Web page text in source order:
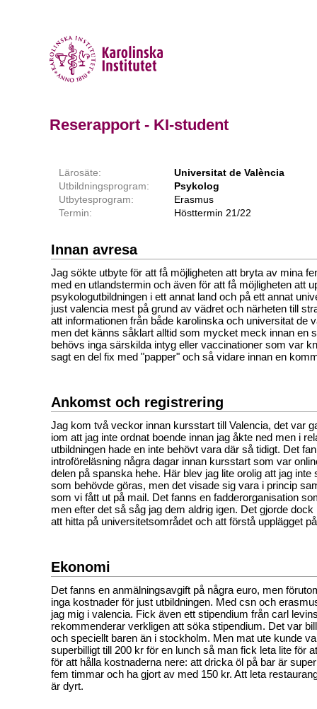
Reserapport - KI-student
Lärosäte:
Universitat de València
Utbildningsprogram:
Psykolog
Utbytesprogram:
Erasmus
Termin:
Hösttermin 21/22
Innan avresa
Jag sökte utbyte för att få möjligheten att bryta av mina
med en utlandstermin och även för att få möjligheten att
psykologutbildningen i ett annat land och på ett annat
just valencia mest på grund av vädret och närheten till
att informationen från både karolinska och universitat de
men det känns såklart alltid som mycket meck innan en
behövs inga särskilda intyg eller vaccinationer som var
sagt en del fix med "papper" och så vidare innan en
Ankomst och registrering
Jag kom två veckor innan kursstart till Valencia, det var
iom att jag inte ordnat boende innan jag åkte ned men i
utbildningen hade en inte behövt vara där så tidigt. Det
introföreläsning några dagar innan kursstart som var
delen på spanska hehe. Här blev jag lite orolig att jag inte
som behövde göras, men det visade sig vara i princip
som vi fått ut på mail. Det fanns en fadderorganisation
men efter det så såg jag dem aldrig igen. Det gjorde
att hitta på universitetsområdet och att förstå upplägget
Ekonomi
Det fanns en anmälningsavgift på några euro, men
inga kostnader för just utbildningen. Med csn och
jag mig i valencia. Fick även ett stipendium från carl
rekommenderar verkligen att söka stipendium. Det var
och speciellt baren än i stockholm. Men mat ute kunde
superbilligt till 200 kr för en lunch så man fick leta lite för
för att hålla kostnaderna nere: att dricka öl på bar är
fem timmar och ha gjort av med 150 kr. Att leta
är dyrt.